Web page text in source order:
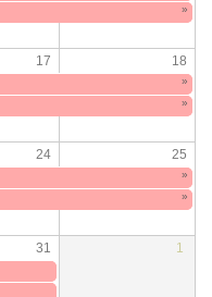
»
17 18
»
»
24 25
»
»
31 1